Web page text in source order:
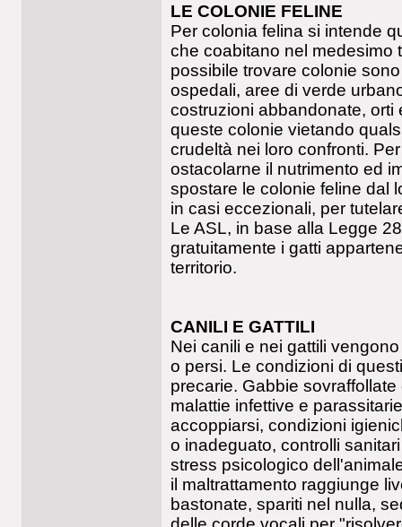
LE COLONIE FELINE
Per colonia felina si intende
che coabitano nel medesimo
possibile trovare colonie
ospedali, aree di verde
costruzioni abbandonate,
queste colonie vietando
crudeltà nei loro confronti.
ostacolarne il nutrimento ed
spostare le colonie feline dal
in casi eccezionali, per
Le ASL, in base alla Legge
gratuitamente i gatti
territorio.
CANILI E GATTILI
Nei canili e nei gattili
o persi. Le condizioni di
precarie. Gabbie
malattie infettive e
accoppiarsi, condizioni
o inadeguato, controlli
stress psicologico
il maltrattamento raggiunge
bastonate, spariti nel nulla,